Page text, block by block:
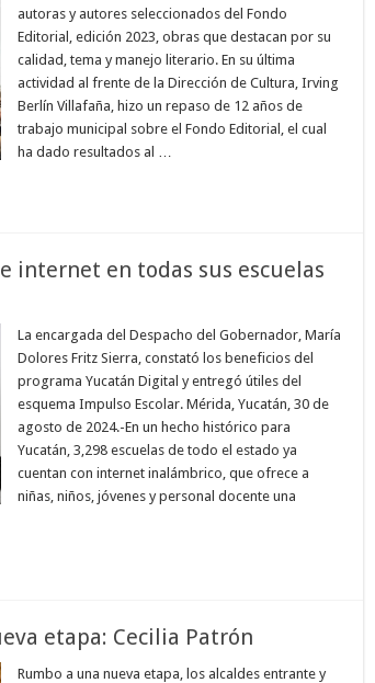
autoras y autores seleccionados del Fondo
Editorial, edición 2023, obras que destacan por su
calidad, tema y manejo literario. En su última
actividad al frente de la Dirección de Cultura, Irving
Berlín Villafaña, hizo un repaso de 12 años de
trabajo municipal sobre el Fondo Editorial, el cual
ha dado resultados al …
internet en todas sus escuelas
La encargada del Despacho del Gobernador, María
Dolores Fritz Sierra, constató los beneficios del
programa Yucatán Digital y entregó útiles del
esquema Impulso Escolar. Mérida, Yucatán, 30 de
agosto de 2024.-En un hecho histórico para
Yucatán, 3,298 escuelas de todo el estado ya
cuentan con internet inalámbrico, que ofrece a
niñas, niños, jóvenes y personal docente una
etapa: Cecilia Patrón
Rumbo a una nueva etapa, los alcaldes entrante y